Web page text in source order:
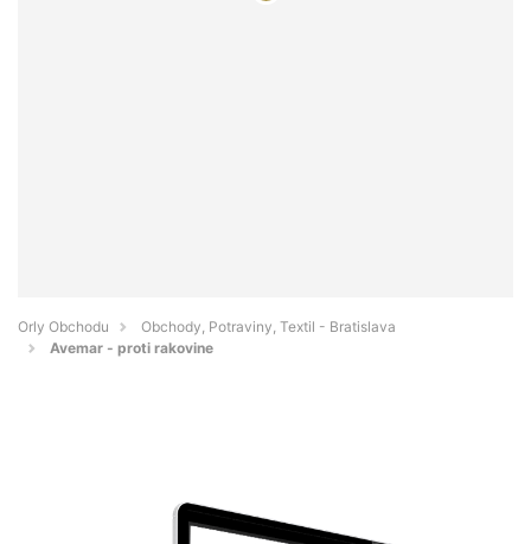
Orly Obchodu
Obchody, Potraviny, Textil - Bratislava
Avemar - proti rakovine